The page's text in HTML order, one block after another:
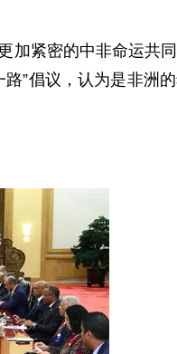
紧密的中非命运共
”倡议，认为是非洲